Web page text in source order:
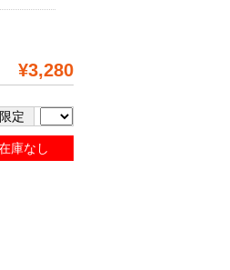
¥3,280
定
庫なし